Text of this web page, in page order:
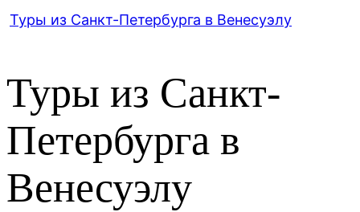
Туры из Санкт-Петербурга в Венесуэлу
Туры из Санкт-
Петербурга в
Венесуэлу